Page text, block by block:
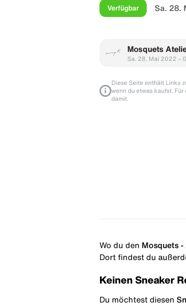
Verfügbar Sa. 28.
Mosquets
Sa. 28. Mai 2022 –
Diese Seite enthält Links
wenn du etwas kaufst.
damit.
Wo du den Mosquets -
Dort findest du
Keinen Sneaker
Du möchtest diesen